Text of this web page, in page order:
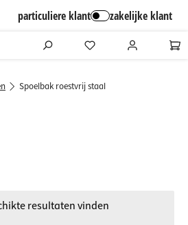
particuliere klant zakelijke klant
Spoelbak roestvrij staal
resultaten vinden